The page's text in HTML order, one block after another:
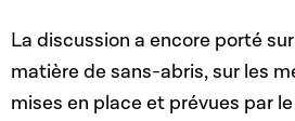
La discussion a encore porté
matière de sans-abris, sur les
mises en place et prévues par